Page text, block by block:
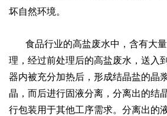
坏自然环境。
食品行业的高盐废水中，含有大量
理，经过前处理后的高盐废水，送入
器内被充分加热后，形成结晶盐的晶
晶，而后进行固液分离，分离出的结
行包装用于其他工序需求。分离出的